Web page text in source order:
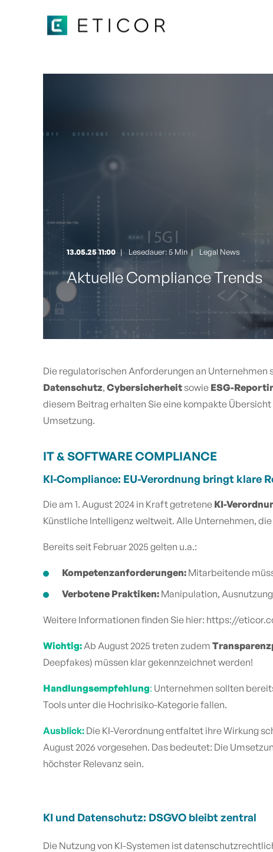
13.05.25 11:00 Lesedauer: 5 Min| Legal News
Aktuelle Compliance Trends
Die regulatorischen Anforderungen an Unternehmen
Datenschutz, Cybersicherheitsowie ESG-
diesem Beitrag erhalten Sie eine kompakte
Umsetzung.
IT & SOFTWARE COMPLIANCE
KI-Compliance: EU-Verordnung bringt klare
Die am 1. August 2024 in Kraft getretene KI-
Künstliche Intelligenz weltweit. Alle Unternehmen,
Bereits seit Februar 2025 gelten u.a.:
Kompetenzanforderungen: Mitarbeitende
Verbotene Praktiken: Manipulation,
Weitere Informationen finden Sie hier: https://
Wichtig:Ab August 2025 treten zudem
Deepfakes) müssen klar gekennzeichnet werden!
Handlungsempfehlung: Unternehmen sollten
Tools unter die Hochrisiko-Kategorie fallen.
Ausblick: Die KI-Verordnung entfaltet ihre Wirkung
August 2026 vorgesehen. Das bedeutet: Die
höchster Relevanz sein.
KI und Datenschutz: DSGVO bleibt zentral
Die Nutzung von KI-Systemen ist